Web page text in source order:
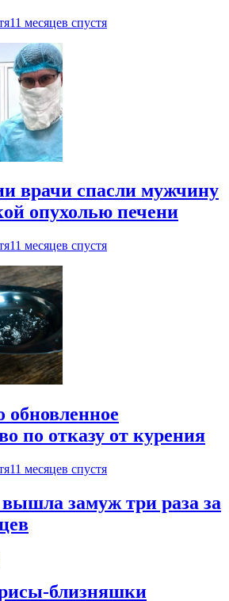
11 месяцев спустя
врачи спасли мужчину
опухолью печени
11 месяцев спустя
по отказу от курения
11 месяцев спустя
замуж три раза за
близняшки